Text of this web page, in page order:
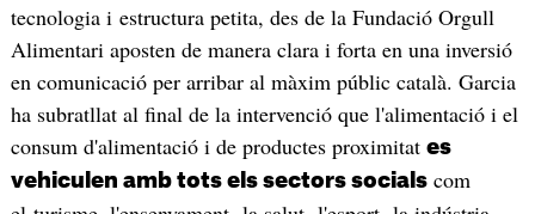
tecnologia i estructura petita, des de la Fundació Orgull
Alimentari aposten de manera clara i forta en una inversió
en comunicació per arribar al màxim públic català. Garcia
ha subratllat al final de la intervenció que l'alimentació i el
consum d'alimentació i de productes proximitat es
vehiculen amb tots els sectors socialscom